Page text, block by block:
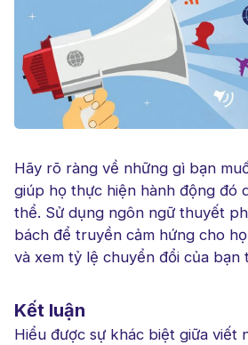
Hãy rõ ràng về những gì bạn
giúp họ thực hiện hành động đó
thể. Sử dụng ngôn ngữ thuyết
bách để truyền cảm hứng cho
và xem tỷ lệ chuyển đổi của bạn
Kết luận
Hiểu được sự khác biệt giữa viết